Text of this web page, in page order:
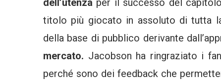
dell’utenza per il successo del
titolo più giocato in assoluto di tutta
della base di pubblico derivante
mercato. Jacobson ha ringraziato i
perché sono dei feedback che